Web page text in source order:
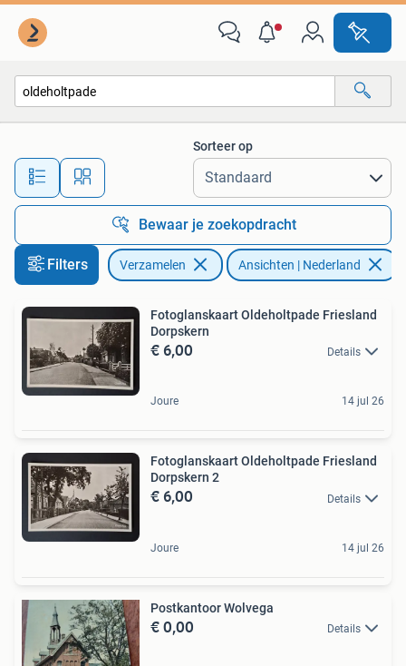
Alle afstanden…
Sorteer op
Bewaar je zoekopdracht
Filters Verzamelen Ansichten | Nederland
Fotoglanskaart Oldeholtpade Friesland
Dorpskern
€ 6,00 Details
Joure 14 jul 26
Fotoglanskaart Oldeholtpade Friesland
Dorpskern 2
€ 6,00 Details
Joure 14 jul 26
Postkantoor Wolvega
€ 0,00 Details